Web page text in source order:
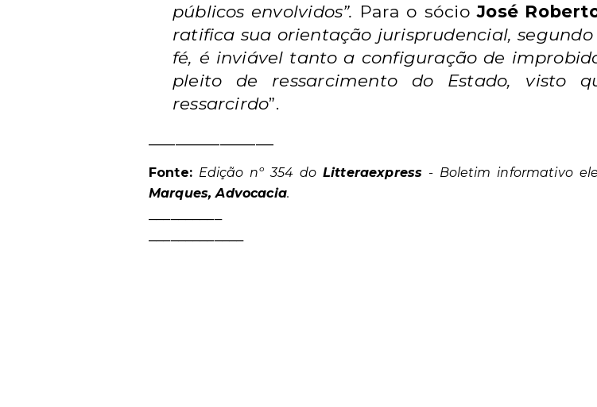
públicos envolvidos”. Para o sócioJosé
ratifica sua orientação jurisprudencial,
fé, é inviável tanto a configuração de
pleito de ressarcimento do Estado, visto
ressarcirdo”.
Fonte: Edição nº 354 do Litteraexpress - Boletim informativo
Marques, Advocacia.